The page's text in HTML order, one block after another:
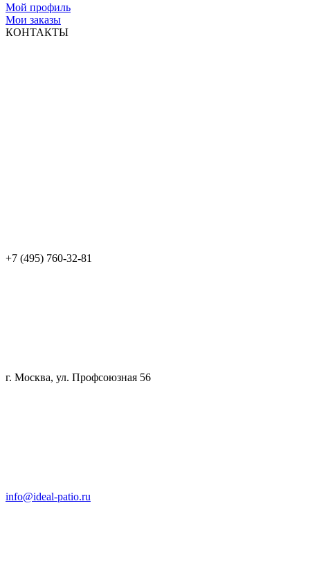
Мой профиль
Мои заказы
КОНТАКТЫ
+7 (495) 760-32-81
г. Москва, ул. Профсоюзная 56
info@ideal-patio.ru